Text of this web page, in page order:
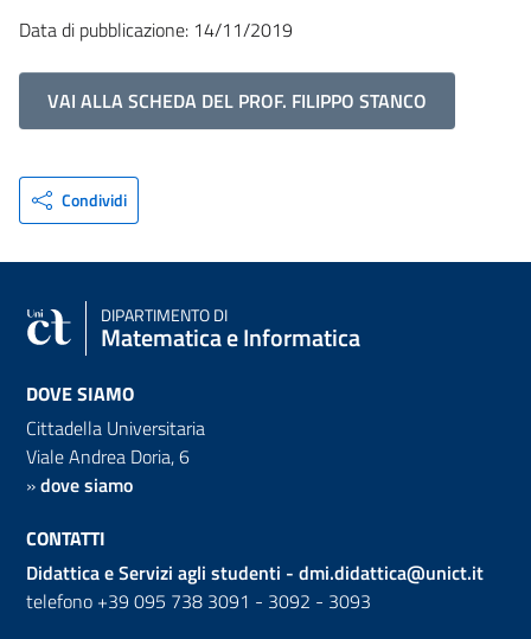
Data di pubblicazione: 14/11/2019
VAI ALLA SCHEDA DEL PROF. FILIPPO STANCO
Condividi
DIPARTIMENTO DI
Matematica e Informatica
DOVE SIAMO
Cittadella Universitaria
Viale Andrea Doria, 6
»dove siamo
CONTATTI
Didattica e Servizi agli studenti - dmi.didattica@unict.it
telefono +39 095 738 3091 - 3092 - 3093